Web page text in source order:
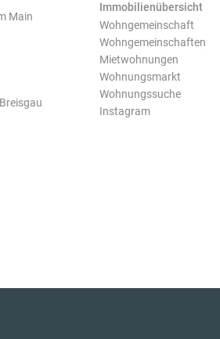
Main
Immobilienübersicht
Wohngemeinschaft
Wohngemeinschaften
Mietwohnungen
Wohnungsmarkt
Wohnungssuche
Instagram